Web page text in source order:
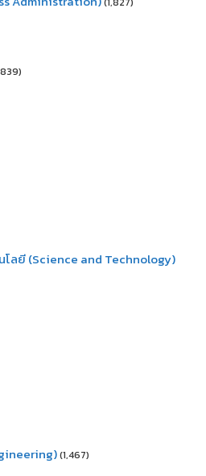
โลยี (Science and Technology)
(1,467)